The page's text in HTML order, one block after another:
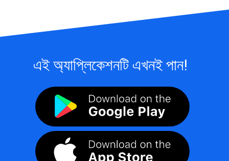
এই অ্যাপ্লিকেশনটি এখনই পান!